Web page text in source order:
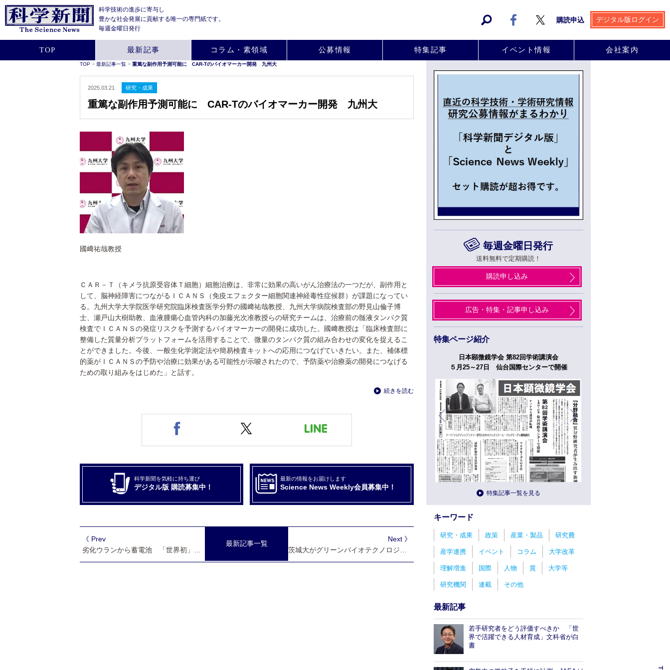
科学技術の進歩に寄与し
豊かな社会発展に貢献する唯一の専門紙です。
毎週金曜日発行
購読申込 デジタル版ログイン
TOP 最新記事 コラム・素領域 公募情報 特集記事 イベント情報 会社案内
TOP > 最新記事一覧 > 重篤な副作用予測可能に CAR-Tのバイオマーカー開発 九州大
2025.03.21 研究・成果
重篤な副作用予測可能に CAR-Tのバイオマーカー開発 九州大
國﨑祐哉教授
ＣＡＲ－Ｔ（キメラ抗原受容体Ｔ細胞）細胞治療は、非常に効果の高いがん治療法の一つだが、副作用と
して、脳神経障害につながるＩＣＡＮＳ（免疫エフェクター細胞関連神経毒性症候群）が課題になってい
る。九州大学大学院医学研究院臨床検査医学分野の國﨑祐哉教授、九州大学病院検査部の野見山倫子博
士、瀬戸山大樹助教、血液腫瘍心血管内科の加藤光次准教授らの研究チームは、治療前の髄液タンパク質
検査でＩＣＡＮＳの発症リスクを予測するバイオマーカーの開発に成功した。國﨑教授は「臨床検査部に
整備した質量分析プラットフォームを活用することで、微量のタンパク質の組み合わせの変化を捉えるこ
とができました。今後、一般生化学測定法や簡易検査キットへの応用につなげていきたい。また、補体標
的薬がＩＣＡＮＳの予防や治療に効果がある可能性が示唆されたので、予防薬や治療薬の開発につなげる
ための取り組みをはじめた」と話す。
続きを読む
科学新聞を気軽に持ち運び
デジタル版 購読募集中！
最新の情報をお届けします
Science News Weekly会員募集中！
最新記事一覧
Next 》
茨城大がグリーンバイオテクノロジー研究センター開設
《 Prev
劣化ウランから蓄電池 「世界初」原子力機構が開発
毎週金曜日発行
送料無料で定期購読！
購読申し込み
広告・特集・記事申し込み
特集ページ紹介
日本薬学会第145年会 ３月26日から29日まで
福岡市のベイサイドエリアで開催
日本顕微鏡学会 第82回学術講演会
５月25～27日 仙台国際センターで開催
特集記事一覧を見る
キーワード
研究・成果 政策 産業・製品 研究費
産学連携 イベント コラム 大学改革
理解増進 国際 人物 賞 大学等
研究機関 連載 その他
最新記事
若手研究者をどう評価すべきか 「世
界で活躍できる人材育成」文科省が白
書